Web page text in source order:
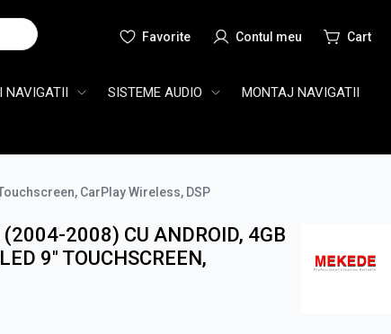
Cauta
NAVIGATII SISTEME AUDIO MONTAJ NAVIGATII
CarPlay Wireless, DSP
2008) CU ANDROID, 4GB
9" TOUCHSCREEN,